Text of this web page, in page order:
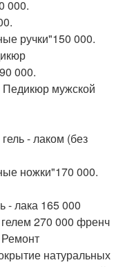
000.
ручки"150 000.
000.
Педикюр мужской
- лаком (без
ножки"170 000.
- лака 165 000
270 000 френч
натуральных